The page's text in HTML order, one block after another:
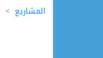
المشاريع